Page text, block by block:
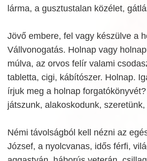
lárma, a gusztustalan közélet,
Jövő embere, fel vagy készülve a
Vállvonogatás. Holnap vagy
múlva, az orvos felír valami
tabletta, cigi, kábítószer. Holnap.
írjuk meg a holnap
játszunk, alakoskodunk,
Némi távolságból kell nézni az
József, a nyolcvanas, idős férfi,